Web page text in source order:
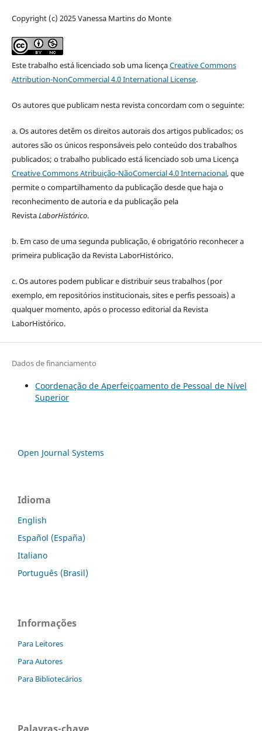
Copyright (c) 2025 Vanessa Martins do Monte
Este trabalho está licenciado sob uma licençaCreative Commons
Attribution-NonCommercial 4.0 International License.
Os autores que publicam nesta revista concordam com o seguinte:
a.Os autores detêm os direitos autorais dos artigos publicados; os
autores são os únicos responsáveis pelo conteúdo dos trabalhos
publicados; o trabalho publicado está licenciado sob uma Licença
Creative Commons Atribuição-NãoComercial 4.0 Internacional, que
permite o compartilhamento da publicação desde que haja o
reconhecimento de autoria e da publicação pela
RevistaLaborHistórico.
b. Em caso de uma segunda publicação, é obrigatório reconhecer a
primeira publicação da Revista LaborHistórico.
c. Os autores podem publicar e distribuir seus trabalhos (por
exemplo, em repositórios institucionais, sites e perfis pessoais) a
qualquer momento, após o processo editorial da Revista
LaborHistórico.
Dados de financiamento
Coordenação de Aperfeiçoamento de Pessoal de Nível
Superior
Open Journal Systems
Idioma
English
Español (España)
Italiano
Português (Brasil)
Informações
Para Leitores
Para Autores
Para Bibliotecários